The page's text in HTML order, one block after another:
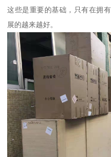
这些是重要的基础，只有在拥
展的越来越好。